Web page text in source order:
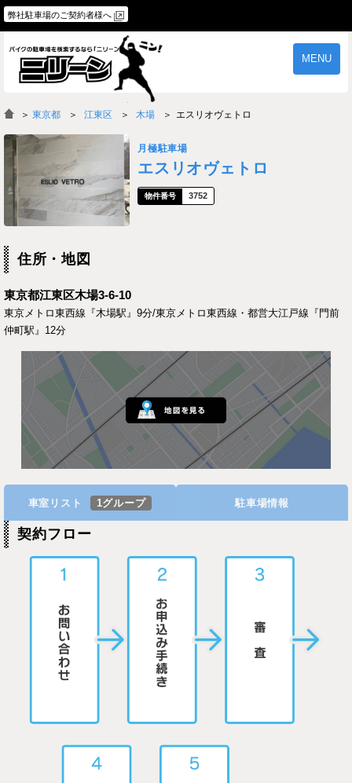
弊社駐車場のご契約者様へ
MENU
物件一覧
よくあるご質問
＞ 東京都 江東区 木場 エスリオヴェトロ
月極駐車場
エスリオヴェトロ
3752
住所・地図
東京都江東区木場3-6-10
東京メトロ東西線『木場駅』9分/東京メトロ東西線・都営大江戸線『門前
仲町駅』12分
車室リスト 1グループ 駐車場情報
契約フロー